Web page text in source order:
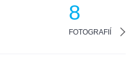
8
FOTOGRAFIÍ